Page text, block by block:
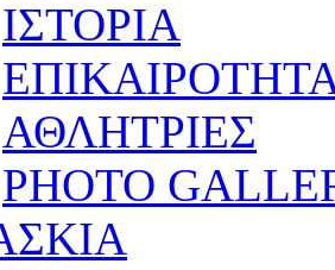
ΙΣΤΟΡΙΑ
ΑΘΛΗΤΡΙΕΣ
PHOTO